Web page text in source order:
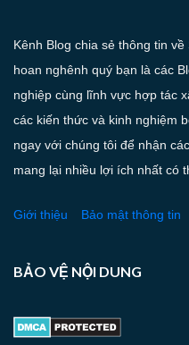
Kênh Blog chia sẻ thông tin
hoan nghênh quý bạn là các
nghiệp cùng lĩnh vực hợp tác
các kiến thức và kinh nghiệm
ngay với chúng tôi để nhận
mang lại nhiều lợi ích nhất có
Giới thiệu Bảo mật thông tin
BẢO VỆ NỘI DUNG